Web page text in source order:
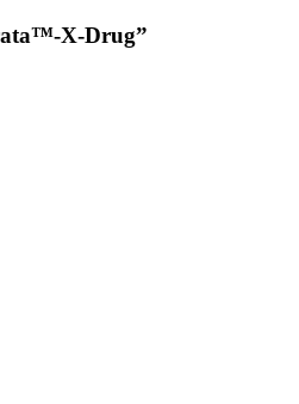
X-Drug”